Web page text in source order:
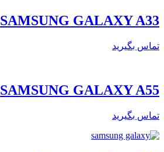
SAMSUNG GALAXY A33
تماس بگیرید
SAMSUNG GALAXY A55
تماس بگیرید